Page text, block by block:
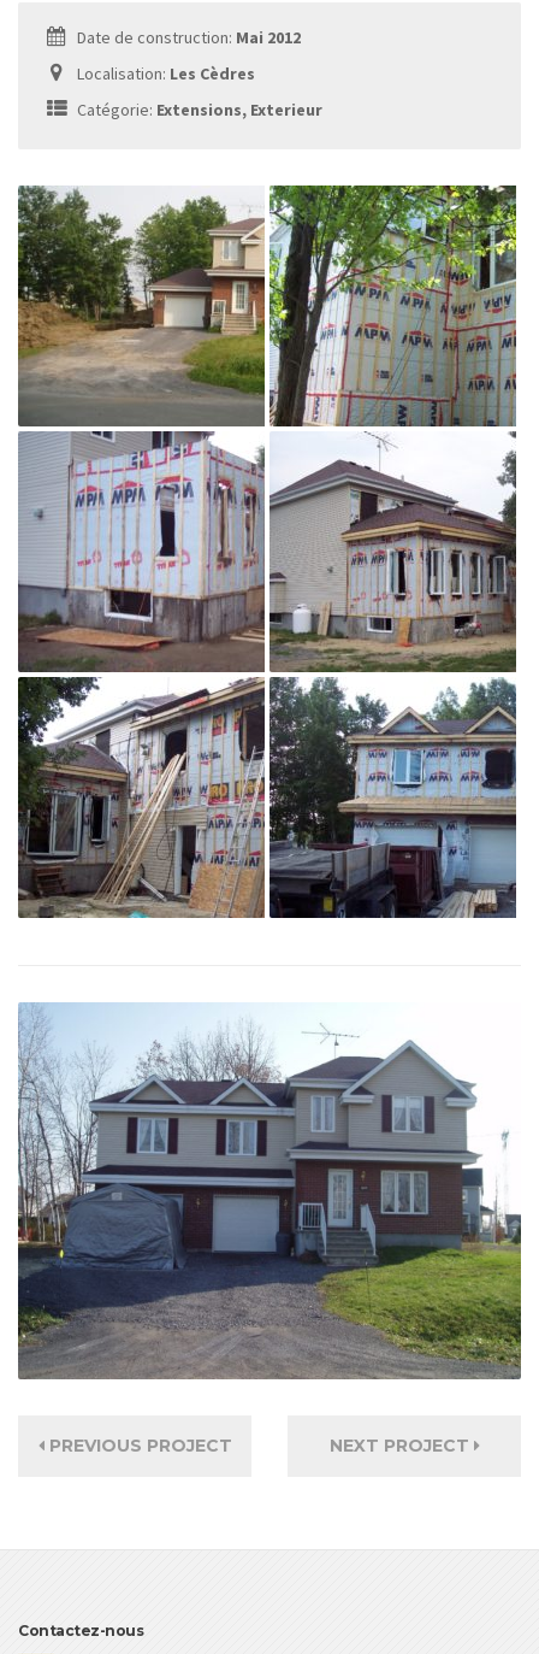
Date de construction: Mai 2012
Localisation: Les Cèdres
Catégorie: Extensions, Exterieur
PREVIOUS PROJECT NEXT PROJECT
Contactez-nous